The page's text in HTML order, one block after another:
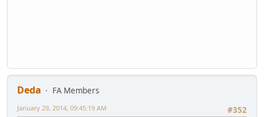
Deda
FA Members
#352
January 29, 2014, 09:45:19 AM